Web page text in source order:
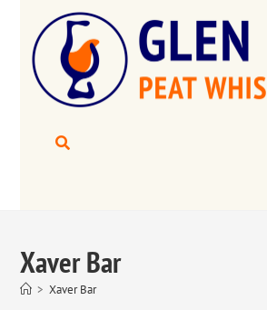
Xaver Bar
> Xaver Bar